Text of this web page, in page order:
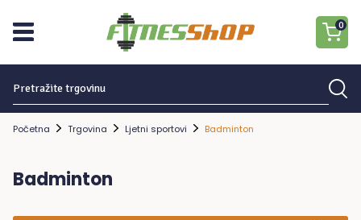
0
Početna Trgovina Ljetni sportovi Badminton
Badminton